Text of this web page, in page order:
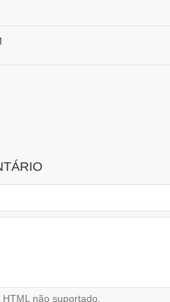
HTML não suportado.